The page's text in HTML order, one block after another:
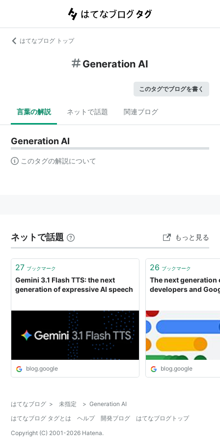
はてなブログ トップ
Generation AI
このタグでブログを書く
言葉の解説 ネットで話題 関連ブログ
Generation AI
このタグの解説について
ネットで話題 もっと見る
27 ブックマーク
Gemini 3.1 Flash TTS: the next
generation of expressive AI speech
blog.google
26 ブックマーク
The next generation
developers and
blog.google
はてなブログ > 未指定 > Generation AI
はてなブログ タグとは
ヘルプ 開発ブログ
はてなブログトップ
Copyright (C) 2001-2026 Hatena.